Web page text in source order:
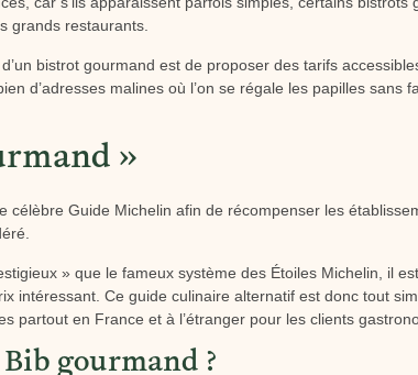
grands restaurants.
bistrot gourmand est de proposer des tarifs
d’adresses malines où l’on se régale les papilles sans
»
célèbre Guide Michelin afin de récompenser les
» que le fameux système des Étoiles Michelin, il
intéressant. Ce guide culinaire alternatif est donc tout
partout en France et à l’étranger pour les clients
gourmand ?